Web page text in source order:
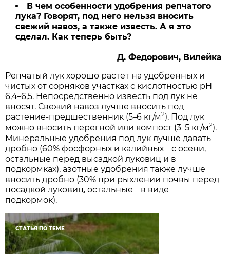
В чем особенности удобрения репчатого
лука? Говорят, под него нельзя вносить
свежий навоз, а также известь. А я это
сделал. Как теперь быть?
Д. Федорович, Вилейка
Репчатый лук хорошо растет на удобренных и
чистых от сорняков участках с кислотностью рН
6,4–6,5. Непосредственно известь под лук не
вносят. Свежий навоз лучше вносить под
растение-предшественник (5–6 кг/м2). Под лук
можно вносить перегной или компост (3–5 кг/м2).
Минеральные удобрения под лук лучше давать
дробно (60% фосфорных и калийных– с осени,
остальные перед высадкой луковиц и в
подкормках), азотные удобрения также лучше
вносить дробно (30% при рыхлении почвы перед
посадкой луковиц, остальные– в виде
подкормок).
СТАТЬЯ ПО ТЕМЕ